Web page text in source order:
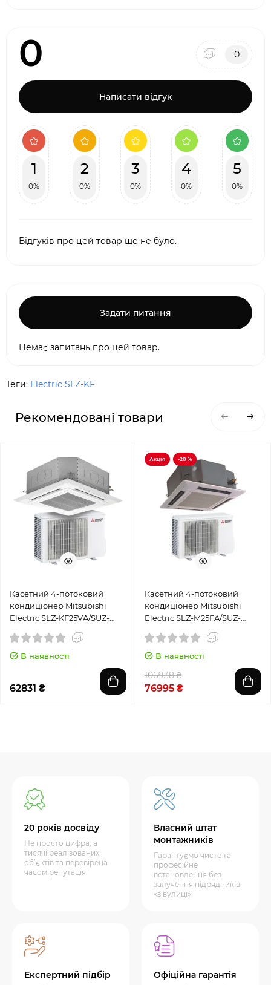
0 0
Написати відгук
1
0%
2
0%
3
0%
4
0%
5
0%
Відгуків про цей товар ще не було.
Задати питання
Немає запитань про цей товар.
Теги: Electric SLZ-KF
Рекомендовані товари
Касетний 4-потоковий
кондиціонер Mitsubishi
Electric SLZ-KF25VA/SUZ-
В наявності
62831 ₴
Акція -28 %
Касетний 4-потоковий
кондиціонер Mitsubishi
Electric SLZ-M25FA/SUZ-
В наявності
106938 ₴
76995 ₴
20 років досвіду
Не просто цифра, а
тисячі реалізованих
об’єктів та перевірена
часом репутація.
Власний штат
монтажників
Гарантуємо чисте та
професійне
встановлення без
залучення підрядників
«з вулиці»
Експертний підбір Офіційна гарантія